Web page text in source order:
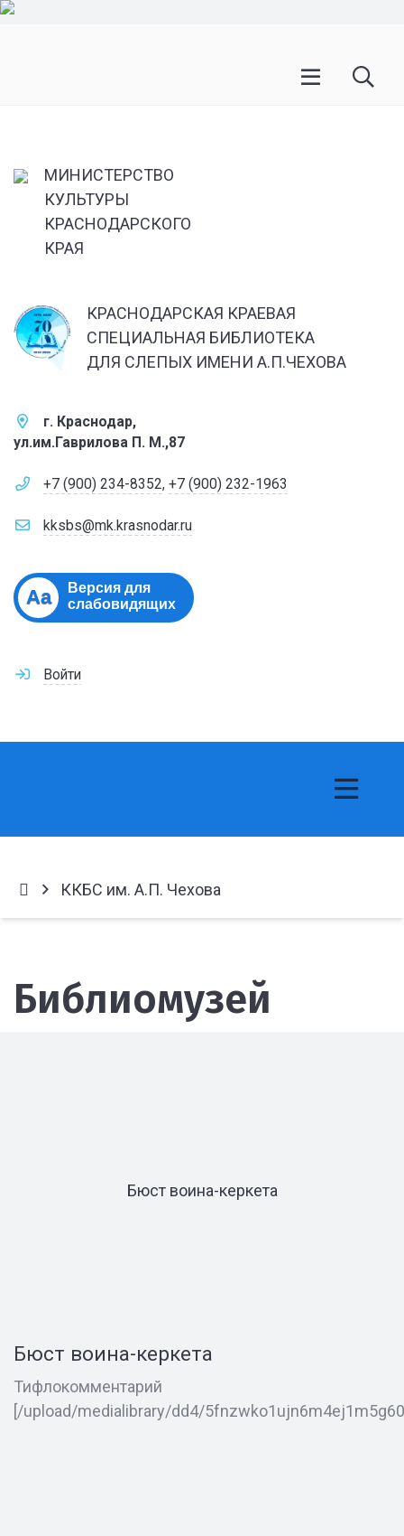
МИНИСТЕРСТВО
КУЛЬТУРЫ
КРАСНОДАРСКОГО
КРАЯ
КРАСНОДАРСКАЯ КРАЕВАЯ
СПЕЦИАЛЬНАЯ БИБЛИОТЕКА
ДЛЯ СЛЕПЫХ ИМЕНИ А.П.ЧЕХОВА
г. Краснодар,
ул.им.Гаврилова П. М.,87
+7 (900) 234-8352, +7 (900) 232-1963
kksbs@mk.krasnodar.ru
Aa
Версия для
слабовидящих
Войти
ККБС им. А.П. Чехова
Библиомузей
Бюст воина-керкета
Бюст воина-керкета
Тифлокомментарий
[/upload/medialibrary/dd4/